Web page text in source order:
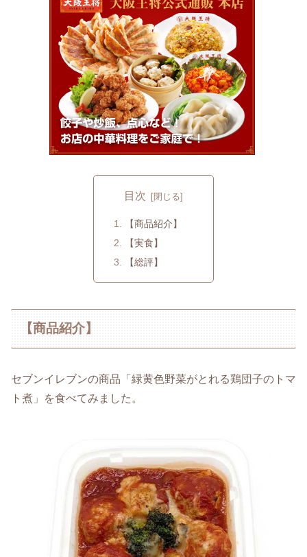
目次
【商品紹介】
【実食】
【総評】
【商品紹介】
セブンイレブンの商品「緑黄色野菜がとれる鶏団子のトマ
ト煮」を食べてみました。